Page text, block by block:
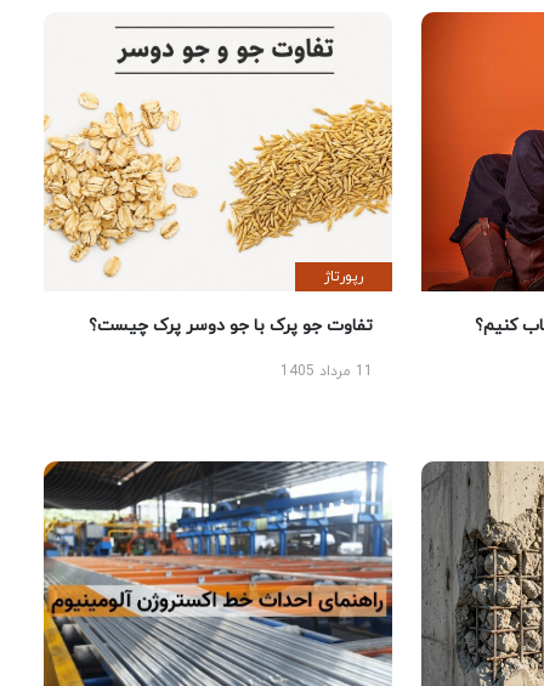
کنیم؟
رپورتاژ
تفاوت جو پرک با جو دوسر پرک چیست؟